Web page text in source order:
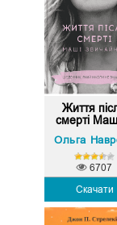
Життя
смерті
Скачати
6707